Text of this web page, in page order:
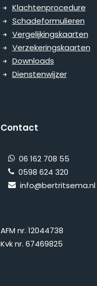
Klachtenprocedure
Schadeformulieren
Vergelijkingskaarten
Verzekeringskaarten
Downloads
Dienstenwijzer
Contact
06 162 708 55
0598 624 320
info@bertritsema.nl
AFM nr. 12044738
Kvk nr. 67469825